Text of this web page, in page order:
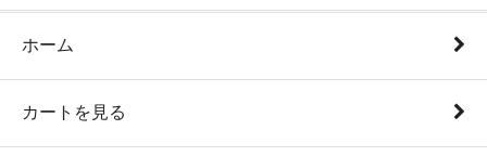
ホーム
カートを見る